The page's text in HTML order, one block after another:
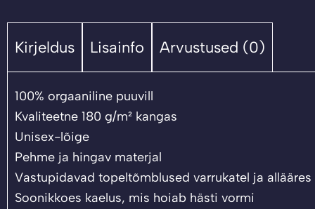
Kirjeldus Lisainfo Arvustused (0)
100% orgaaniline puuvill
Kvaliteetne 180 g/m² kangas
Unisex-lõige
Pehme ja hingav materjal
Vastupidavad topeltõmblused varrukatel ja allääres
Soonikkoes kaelus, mis hoiab hästi vormi